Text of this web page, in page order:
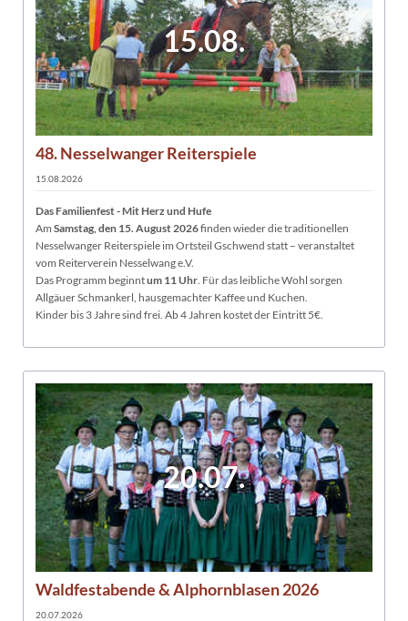
15.08.
48. Nesselwanger Reiterspiele
15.08.2026
Das Familienfest - Mit Herz und Hufe
Am Samstag, den 15. August 2026finden wieder die traditionellen
Nesselwanger Reiterspiele im Ortsteil Gschwend statt – veranstaltet
vom Reiterverein Nesselwang e.V.
Das Programm beginntum 11 Uhr. Für das leibliche Wohl sorgen
Allgäuer Schmankerl, hausgemachter Kaffee und Kuchen.
Kinder bis 3 Jahre sind frei. Ab 4 Jahren kostet der Eintritt 5€.
20.07.
Waldfestabende & Alphornblasen 2026
20.07.2026